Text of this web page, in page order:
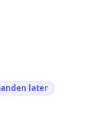
later